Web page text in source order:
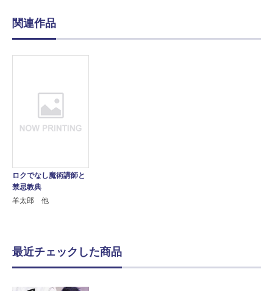
関連作品
ロクでなし魔術講師と
禁忌教典
羊太郎 他
最近チェックした商品